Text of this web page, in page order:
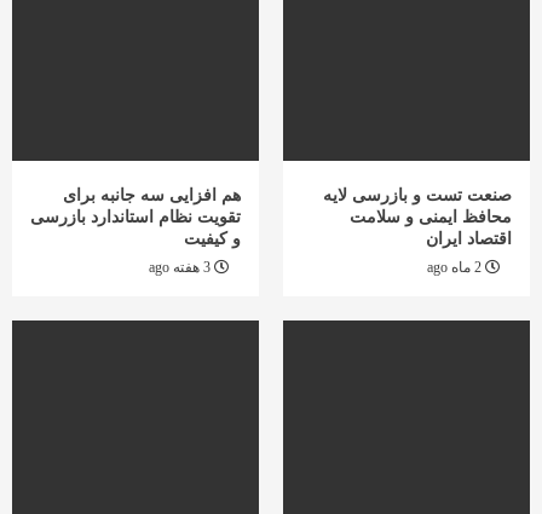
هم افزایی سه جانبه برای
تقویت نظام استاندارد بازرسی
و کیفیت
صنعت تست و بازرسی لایه
محافظ ایمنی و سلامت
اقتصاد ایران